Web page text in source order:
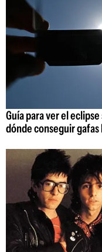
Guía para ver el
dónde conseguir